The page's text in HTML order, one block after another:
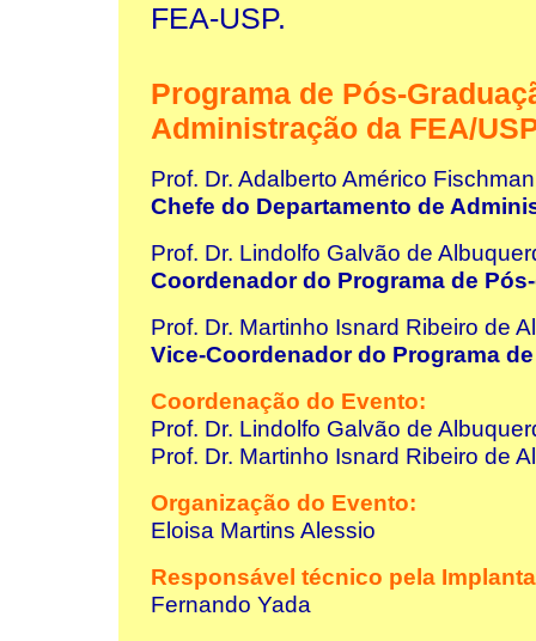
FEA-USP.
Programa de Pós-
Administração da FEA/
Prof. Dr. Adalberto Américo
Chefe do Departamento de
Prof. Dr. Lindolfo Galvão de
Coordenador do Programa de
Prof. Dr. Martinho Isnard Ribeiro de
Vice-Coordenador do Programa
Coordenação do Evento:
Prof. Dr. Lindolfo Galvão de
Prof. Dr. Martinho Isnard Ribeiro de
Organização do Evento:
Eloisa Martins Alessio
Responsável técnico pela
Fernando Yada